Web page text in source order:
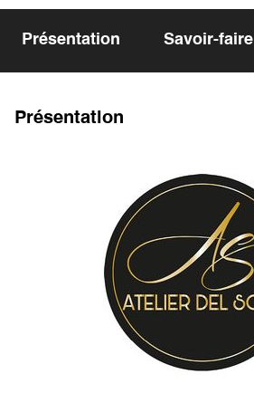
Présentation Savoir-faire
Présentation